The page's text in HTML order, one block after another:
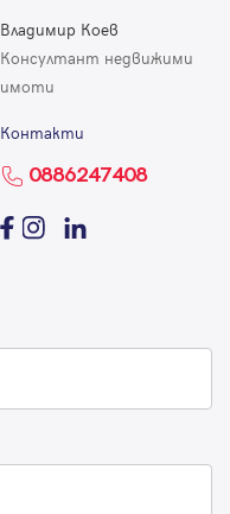
Владимир Коев
Консултант недвижими
имоти
Контакти
0886247408